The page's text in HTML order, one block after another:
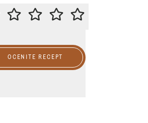
MOLIMO DA OCENITE OVAJ
OCENITE RECEPT